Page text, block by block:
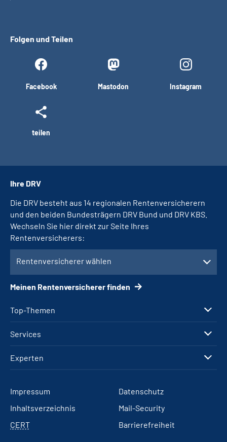
Folgen und Teilen
Facebook Mastodon Instagram
teilen
Top-Themen
Services
Experten
Ihre DRV
Die DRV besteht aus 14 regionalen Rentenversicherern
und den beiden Bundesträgern DRV Bund und DRV KBS.
Wechseln Sie hier direkt zur Seite Ihres
Rentenversicherers:
Rentenversicherer wählen
Meinen Rentenversicherer finden
Impressum
Datenschutz
Inhaltsverzeichnis
Mail-Security
CERT
Barrierefreiheit